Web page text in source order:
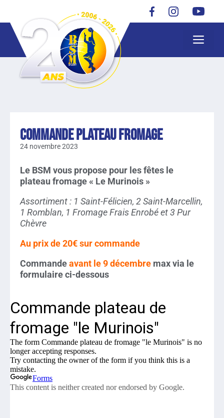
Commande plateau fromage
24 novembre 2023
Le BSM vous propose pour les fêtes le
plateau fromage « Le Murinois »
Assortiment : 1 Saint-Félicien, 2 Saint-Marcellin,
1 Romblan, 1 Fromage Frais Enrobé et 3 Pur
Chèvre
Au prix de 20€ sur commande
Commandeavant le 9 décembre max via le
formulaire ci-dessous